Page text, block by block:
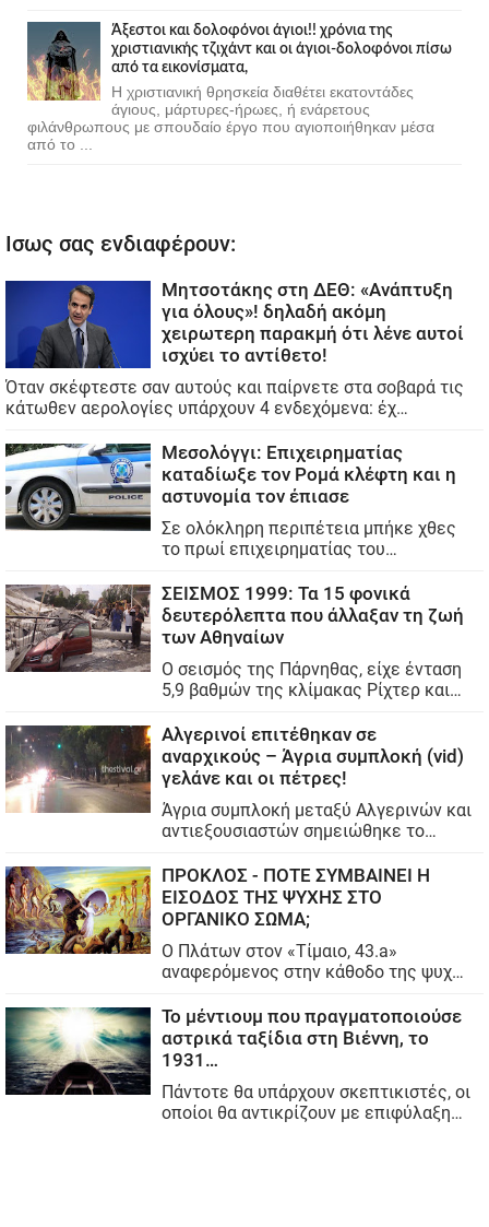
Άξεστοι και δολοφόνοι άγιοι!! χρόνια της
χριστιανικής τζιχάντ και οι άγιοι-δολοφόνοι πίσω
από τα εικονίσματα,
Η χριστιανική θρησκεία διαθέτει εκατοντάδες
άγιους, μάρτυρες-ήρωες, ή ενάρετους
φιλάνθρωπους με σπουδαίο έργο που αγιοποιήθηκαν μέσα
από το ...